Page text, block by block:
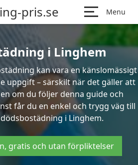
pris.se Menu
i Linghem
kan vara en känslomässigt
uppgift – särskilt när det gäller att
om du följer denna guide och
får du en enkel och trygg väg till
i Linghem.
gratis och utan förpliktelser